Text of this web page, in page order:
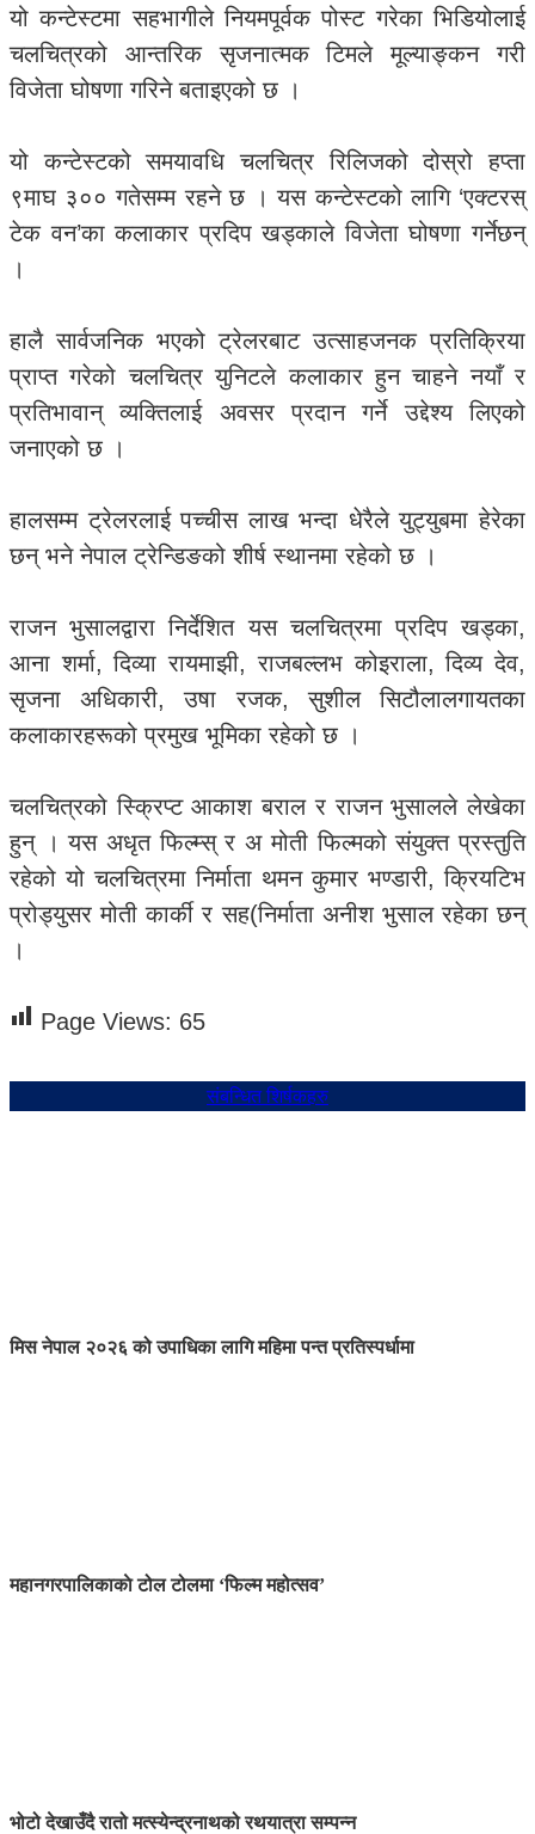
यो कन्टेस्टमा सहभागीले नियमपूर्वक पोस्ट गरेका भिडियोलाई
चलचित्रको आन्तरिक सृजनात्मक टिमले मूल्याङ्कन गरी
विजेता घोषणा गरिने बताइएको छ ।
यो कन्टेस्टको समयावधि चलचित्र रिलिजको दोस्रो हप्ता
९माघ ३०० गतेसम्म रहने छ । यस कन्टेस्टको लागि ‘एक्टरस्
टेक वन’का कलाकार प्रदिप खड्काले विजेता घोषणा गर्नेछन्
।
हालै सार्वजनिक भएको ट्रेलरबाट उत्साहजनक प्रतिक्रिया
प्राप्त गरेको चलचित्र युनिटले कलाकार हुन चाहने नयाँ र
प्रतिभावान् व्यक्तिलाई अवसर प्रदान गर्ने उद्देश्य लिएको
जनाएको छ ।
हालसम्म ट्रेलरलाई पच्चीस लाख भन्दा धेरैले युट्युबमा हेरेका
छन् भने नेपाल ट्रेन्डिङको शीर्ष स्थानमा रहेको छ ।
राजन भुसालद्वारा निर्देशित यस चलचित्रमा प्रदिप खड्का,
आना शर्मा, दिव्या रायमाझी, राजबल्लभ कोइराला, दिव्य देव,
सृजना अधिकारी, उषा रजक, सुशील सिटौलालगायतका
कलाकारहरूको प्रमुख भूमिका रहेको छ ।
चलचित्रको स्क्रिप्ट आकाश बराल र राजन भुसालले लेखेका
हुन् । यस अधृत फिल्म्स् र अ मोती फिल्मको संयुक्त प्रस्तुति
रहेको यो चलचित्रमा निर्माता थमन कुमार भण्डारी, क्रियटिभ
प्रोड्युसर मोती कार्की र सह(निर्माता अनीश भुसाल रहेका छन्
।
Page Views: 65
संबन्धित शिर्षकहरु
मिस नेपाल २०२६ को उपाधिका लागि महिमा पन्त प्रतिस्पर्धामा
महानगरपालिकाकाे टोल टोलमा ‘फिल्म महोत्सव’
भोटो देखाउँदै रातो मत्स्येन्द्रनाथको रथयात्रा सम्पन्न